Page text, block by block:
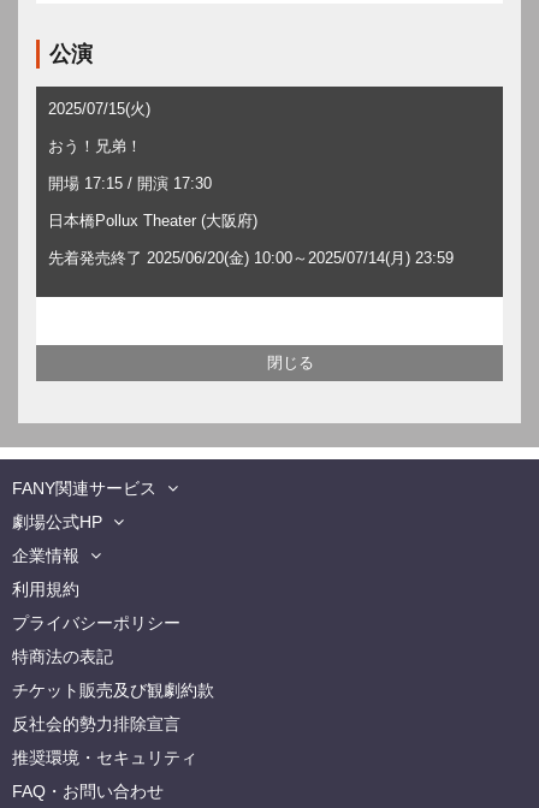
公演
2025/07/15(火)
おう！兄弟！
開場 17:15 / 開演 17:30
日本橋Pollux Theater (大阪府)
先着発売終了 2025/06/20(金) 10:00～2025/07/14(月) 23:59
FANY関連サービス
劇場公式HP
企業情報
利用規約
プライバシーポリシー
特商法の表記
チケット販売及び観劇約款
反社会的勢力排除宣言
推奨環境・セキュリティ
FAQ・お問い合わせ